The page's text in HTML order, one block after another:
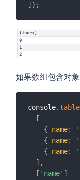
] ) ;
如果数组包含对
console. table
[
{
name:
{
name:
{
name:
] ,
[ 'name' ]